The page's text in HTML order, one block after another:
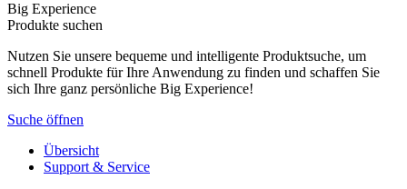
Big Experience
Produkte suchen
Nutzen Sie unsere bequeme und intelligente Produktsuche, um
schnell Produkte für Ihre Anwendung zu finden und schaffen Sie
sich Ihre ganz persönliche Big Experience!
Suche öffnen
Übersicht
Support & Service